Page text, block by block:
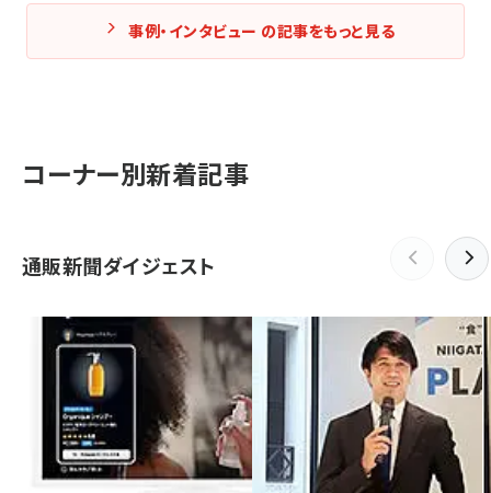
事例・インタビュー の記事をもっと見る
コーナー別新着記事
通販新聞ダイジェスト